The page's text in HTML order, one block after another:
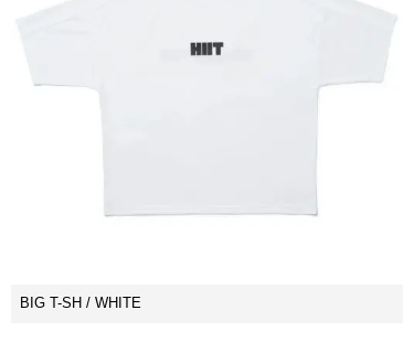
BIG T-SH / WHITE